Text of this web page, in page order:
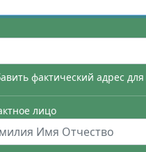
фактический адрес
лицо